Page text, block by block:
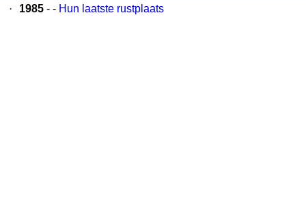
·
1985 - - Hun laatste rustplaats